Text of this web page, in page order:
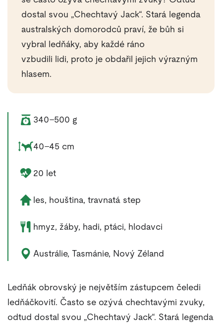
dostal svou „Chechtavý Jack“. Stará legenda
australských domorodců praví, že bůh si
vybral ledňáky, aby každé ráno
vzbudili lidi, proto je obdařil jejich výrazným
hlasem.
Váha zvířete:
340–500 g
Rozměry zvířete:
40–45 cm
Délka života zvířete:
20 let
Životní prostředí zvířete:
les, houština, travnatá step
Potrava zvířete:
hmyz, žáby, hadi, ptáci, hlodavci
Výskyt zvířete:
Austrálie, Tasmánie, Nový Zéland
Ledňák obrovský je největším zástupcem čeledi
ledňáčkovití. Často se ozývá chechtavými zvuky,
odtud dostal svou „Chechtavý Jack“. Stará legenda